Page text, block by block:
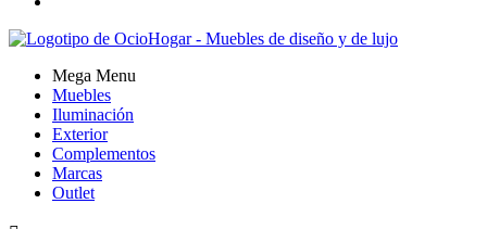
Mega Menu
Muebles
Iluminación
Exterior
Complementos
Marcas
Outlet